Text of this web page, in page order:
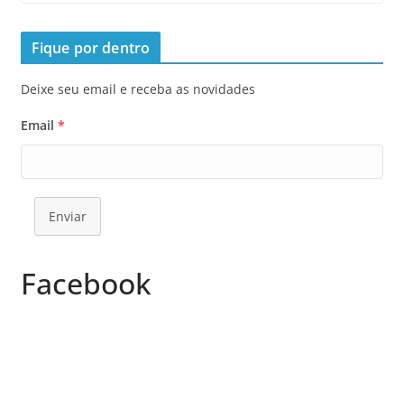
Fique por dentro
Deixe seu email e receba as novidades
Email *
Enviar
Facebook